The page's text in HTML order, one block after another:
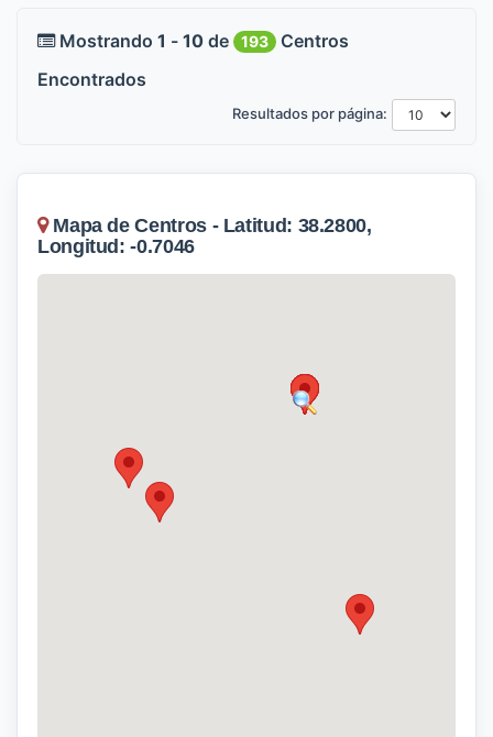
Mostrando 1 - 10 de 193
Centros
Encontrados
Resultados por página:
Mapa de Centros - Latitud: 38.2800,
Longitud: -0.7046